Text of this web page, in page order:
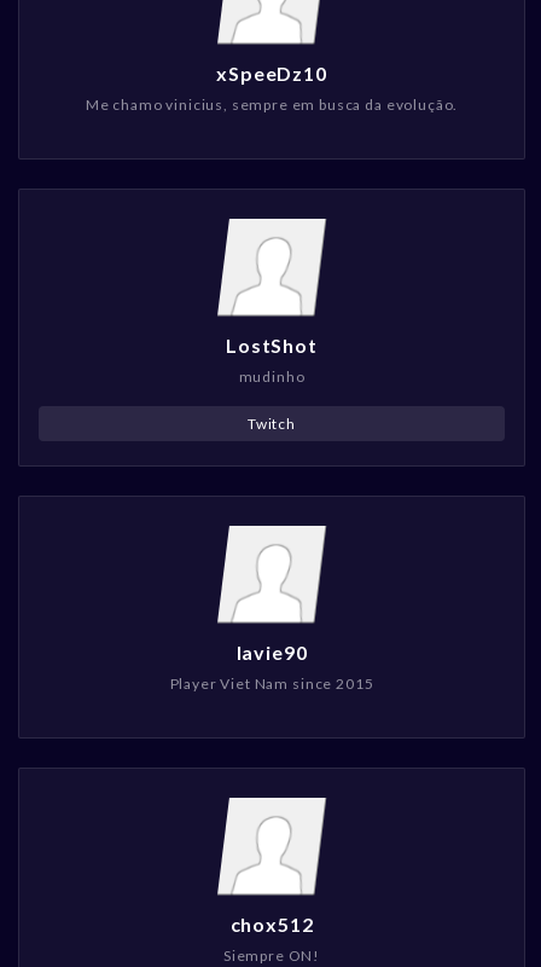
xSpeeDz10
Me chamo vinicius, sempre em busca da evolução.
LostShot
mudinho
Twitch
lavie90
Player Viet Nam since 2015
chox512
Siempre ON!